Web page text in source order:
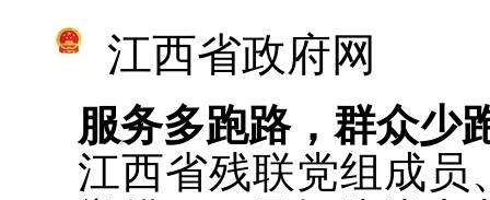
江西省政府网
服务多跑路，群众少
江西省残联党组成员